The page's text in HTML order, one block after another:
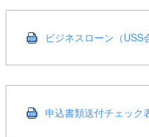
ビジネスローン（USS
申込書類送付チェック